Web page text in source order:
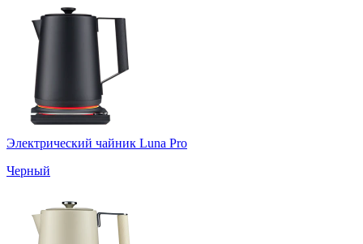
Электрический чайник Luna Pro
Черный